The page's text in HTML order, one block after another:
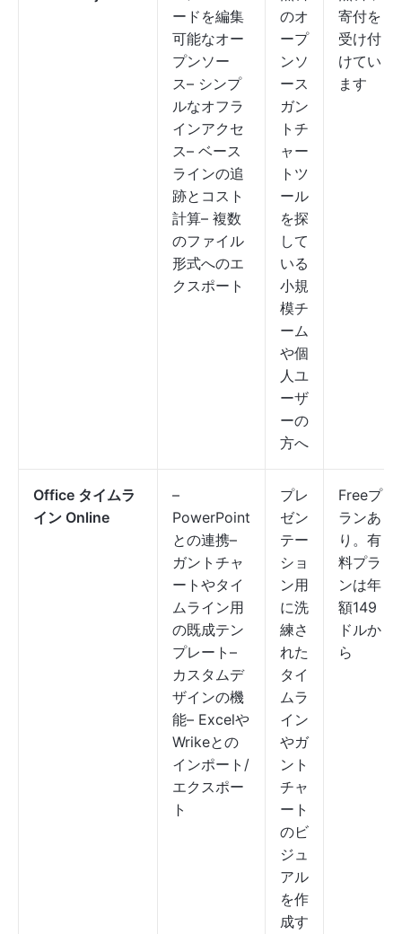
ードを編集
可能なオー
プンソー
ス– シンプ
ルなオフラ
インアクセ
ス– ベース
ラインの追
跡とコスト
計算– 複数
のファイル
形式へのエ
クスポート
のオ
ープ
ンソ
ース
ガン
トチ
ャー
トツ
ール
を探
して
いる
小規
模チ
ーム
や個
人ユ
ーザ
ーの
方へ
寄付を
受け付
けてい
ます
Office タイムラ
イン Online
–
PowerPoint
との連携–
ガントチャ
ートやタイ
ムライン用
の既成テン
プレート–
カスタムデ
ザインの機
能– Excelや
Wrikeとの
インポート/
エクスポー
ト
プレ
ゼン
テー
ショ
ン用
に洗
練さ
れた
タイ
ムラ
イン
やガ
ント
チャ
ート
のビ
ジュ
アル
を作
成す
Freeプ
ランあ
り。有
料プラ
ンは年
額149
ドルか
ら